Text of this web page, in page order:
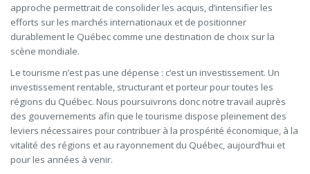
approche permettrait de consolider les acquis, d’intensifier les
efforts sur les marchés internationaux et de positionner
durablement le Québec comme une destination de choix sur la
scène mondiale.
Le tourisme n’est pas une dépense : c’est un investissement. Un
investissement rentable, structurant et porteur pour toutes les
régions du Québec. Nous poursuivrons donc notre travail auprès
des gouvernements afin que le tourisme dispose pleinement des
leviers nécessaires pour contribuer à la prospérité économique, à la
vitalité des régions et au rayonnement du Québec, aujourd’hui et
pour les années à venir.